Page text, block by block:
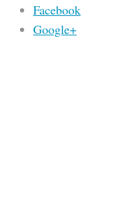
Facebook
Google+